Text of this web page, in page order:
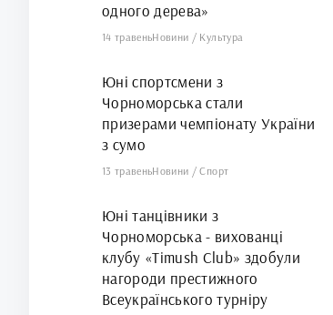
одного дерева»
14 травеньНовини / Культура
Юні спортсмени з
Чорноморська стали
призерами чемпіонату України
з сумо
13 травеньНовини /Спорт
Юні танцівники з
Чорноморська - вихованці
клубу «Timush Club» здобули
нагороди престижного
Всеукраїнського турніру